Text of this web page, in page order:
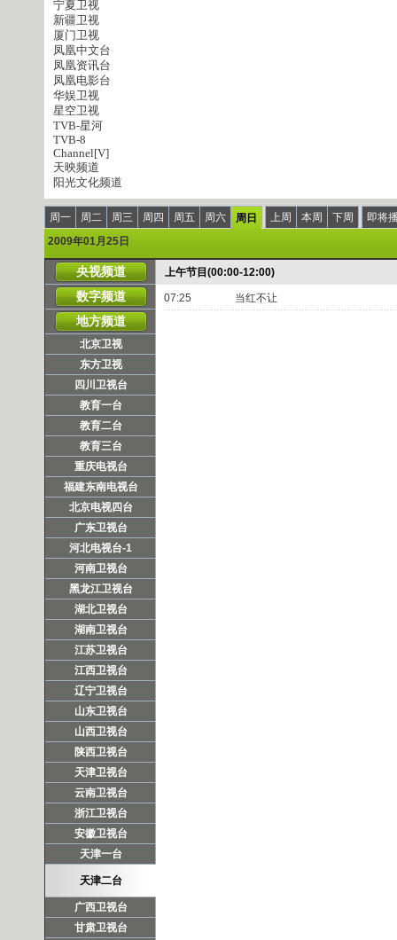
宁夏卫视
新疆卫视
厦门卫视
凤凰中文台
凤凰资讯台
凤凰电影台
华娱卫视
星空卫视
TVB-星河
TVB-8
Channel[V]
天映频道
阳光文化频道
周一 周二 周三 周四 周五 周六 周日 上周 本周 下周
即将
2009年01月25日
央视频道
数字频道
地方频道
北京卫视
东方卫视
四川卫视台
教育一台
教育二台
教育三台
重庆电视台
福建东南电视台
北京电视四台
广东卫视台
河北电视台-1
河南卫视台
黑龙江卫视台
湖北卫视台
湖南卫视台
江苏卫视台
江西卫视台
辽宁卫视台
山东卫视台
山西卫视台
陕西卫视台
天津卫视台
云南卫视台
浙江卫视台
安徽卫视台
天津一台
天津二台
广西卫视台
甘肃卫视台
上午节目(00:00-12:00)
07:25 当红不让